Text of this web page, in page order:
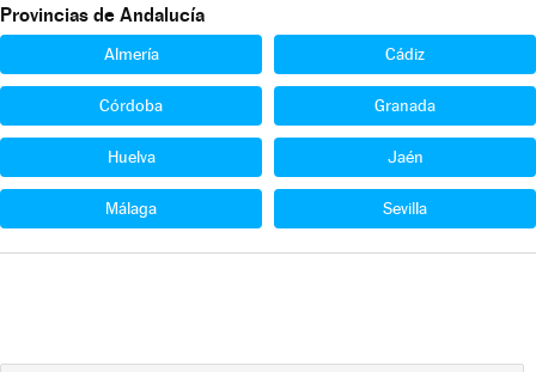
Provincias de Andalucía
Almería Cádiz
Córdoba Granada
Huelva Jaén
Málaga Sevilla